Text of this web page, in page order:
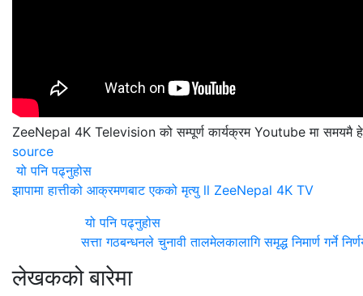
ZeeNepal 4K Television को सम्पूर्ण कार्यक्रम Youtube मा समयमै
source
यो पनि पढ्नुहोस
झापामा हात्तीको आक्रमणबाट एकको मृत्यु ll ZeeNepal 4K TV
यो पनि पढ्नुहोस
सत्ता गठबन्धनले चुनावी तालमेलकालागि समृद्ध निमार्ण गर्ने
लेखकको बारेमा